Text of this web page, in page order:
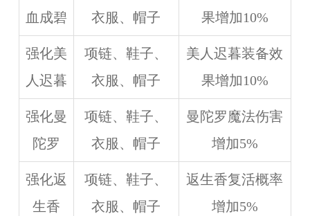
血成碧
衣服、帽子
果增加10%
强化美
人迟暮
项链、鞋子、
衣服、帽子
美人迟暮装备效
果增加10%
强化曼
陀罗
项链、鞋子、
衣服、帽子
曼陀罗魔法伤害
增加5%
强化返
生香
项链、鞋子、
衣服、帽子
返生香复活概率
增加5%